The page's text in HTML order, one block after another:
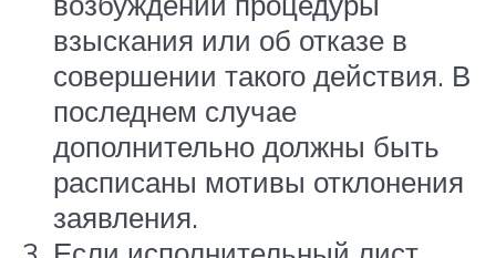
взыскания или об отказе в
совершении такого действия. В
последнем случае
дополнительно должны быть
расписаны мотивы отклонения
заявления.